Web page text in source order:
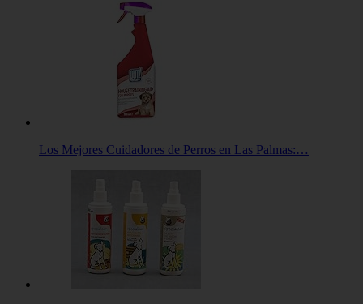
Los Mejores Cuidadores de Perros en Las Palmas:…